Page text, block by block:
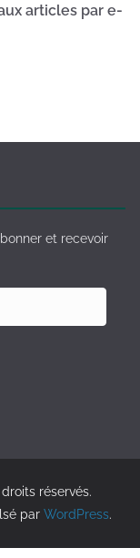
articles par e-
et recevoir
droits réservés.
par WordPress.